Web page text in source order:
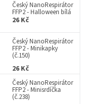
Český NanoRespirátor
FFP2 - Halloween bílá
26 Kč
Český NanoRespirátor
FFP2 - Minikapky
(č.150)
26 Kč
Český NanoRespirátor
FFP2 - Minisrdíčka
(č.238)